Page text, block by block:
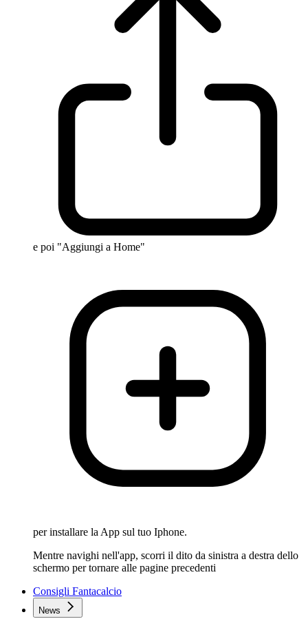
e poi "Aggiungi a Home"
per installare la App sul tuo Iphone.
Mentre navighi nell'app, scorri il dito da sinistra a destra dello
schermo per tornare alle pagine precedenti
Consigli Fantacalcio
News